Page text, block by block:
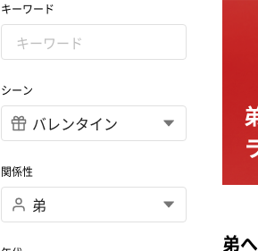
キーワード
シーン
関係性
弟